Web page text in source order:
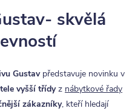
skvělá
Gustavpředstavuje novinku v
vyšší třídyz nábytkové řady
zákazníky, kteří hledají